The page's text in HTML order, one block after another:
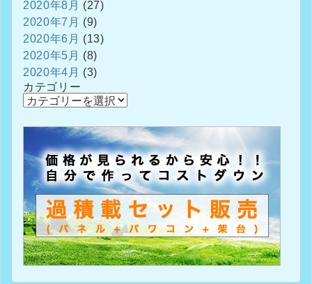
2020年8月 (27)
2020年7月 (9)
2020年6月 (13)
2020年5月 (8)
2020年4月 (3)
カテゴリー